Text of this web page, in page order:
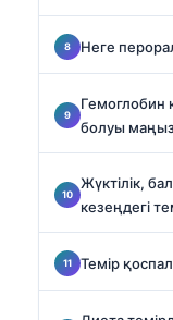
Неге
Гемоглобин
болуы
Жүктілік,
кезеңдегі
Темір